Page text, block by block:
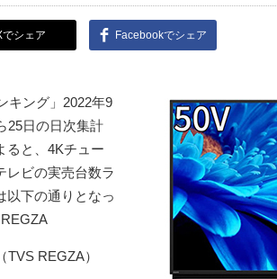
でシェア Facebookでシェア
キング」2022年9
25日の日次集計
ると、4Kチュー
レビの実売台数ラ
以下の通りとなっ
TVS REGZA）